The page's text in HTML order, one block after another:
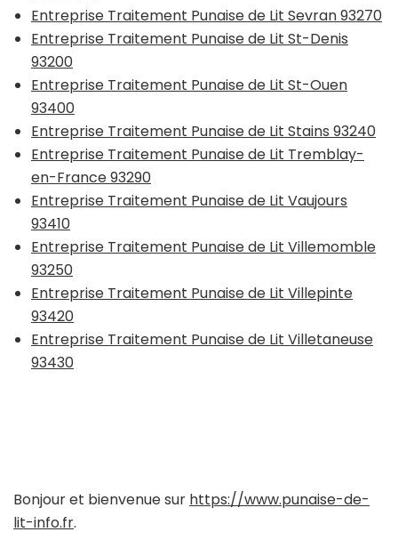
Entreprise Traitement Punaise de Lit Sevran 93270
Entreprise Traitement Punaise de Lit St-Denis
93200
Entreprise Traitement Punaise de Lit St-Ouen
93400
Entreprise Traitement Punaise de Lit Stains 93240
Entreprise Traitement Punaise de Lit Tremblay-
en-France 93290
Entreprise Traitement Punaise de Lit Vaujours
93410
Entreprise Traitement Punaise de Lit Villemomble
93250
Entreprise Traitement Punaise de Lit Villepinte
93420
Entreprise Traitement Punaise de Lit Villetaneuse
93430
Bonjour et bienvenue sur https://www.punaise-de-
lit-info.fr.